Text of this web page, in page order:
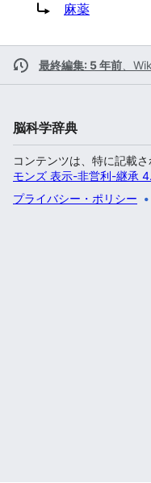
転送先:
麻薬
最終編集: 5 年前
脳科学辞典
コンテンツは、特に記載さ
モンズ 表示-非営利-継承
プライバシー・ポリシー